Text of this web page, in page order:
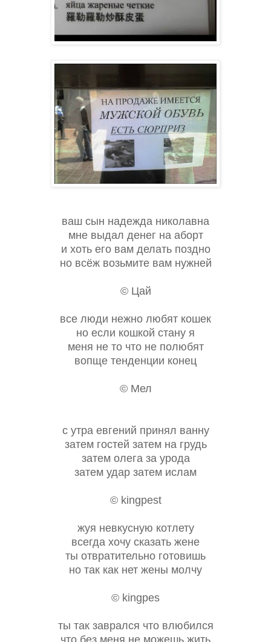
ваш сын надежда николавна
мне выдал денег на аборт
и хоть его вам делать поздно
но всёж возьмите вам нужней
© Цай
все люди нежно любят кошек
но если кошкой стану я
меня не то что не полюбят
вопще тенденции конец
© Мел
с утра евгений принял ванну
затем гостей затем на грудь
затем олега за урода
затем удар затем ислам
© kingpest
жуя невкусную котлету
всегда хочу сказать жене
ты отвратительно готовишь
но так как нет жены молчу
© kingpes
ты так заврался что влюбился
что без меня не можешь жить